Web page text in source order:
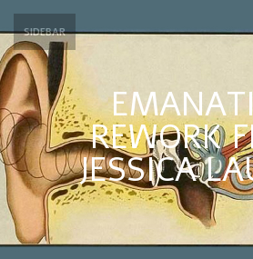
SIDEBAR
REWORK
JESSICA